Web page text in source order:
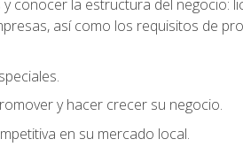
conocer la estructura del negocio:
así como los requisitos de
y hacer crecer su negocio.
en su mercado local.